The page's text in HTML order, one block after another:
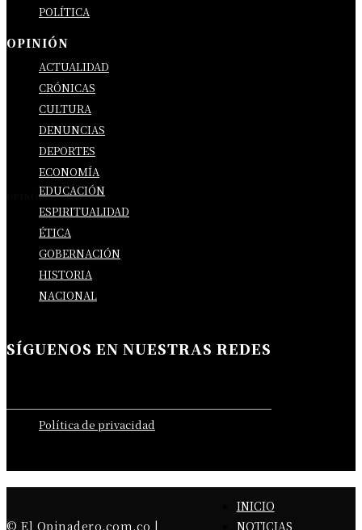
POLÍTICA
OPINIÓN
ACTUALIDAD
CRÓNICAS
CULTURA
DENUNCIAS
DEPORTES
ECONOMÍA
OPINIÓNEDUCACIÓN
ESPIRITUALIDAD
ÉTICA
GOBERNACIÓN
HISTORIA
NACIONAL
SÍGUENOS EN NUESTRAS REDES
Política de privacidad
© El Opinadero.com.co |
INICIO
NOTICIAS